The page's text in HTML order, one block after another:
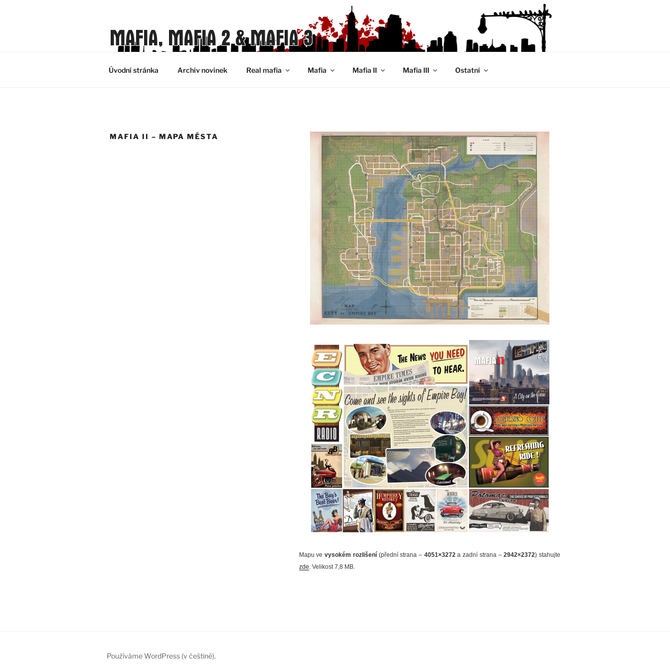
MAFIA, MAFIA 2 & MAFIA 3
Úvodní stránka Archiv novinek Real mafia Mafia Mafia II Mafia III Ostatní
MAFIA II – MAPA MĚSTA
Mapu vevysokém rozlišení(přední strana – 4051×3272a zadní strana –2942×2372) stahujte
zde. Velikost 7,8 MB.
Používáme WordPress (v češtině).